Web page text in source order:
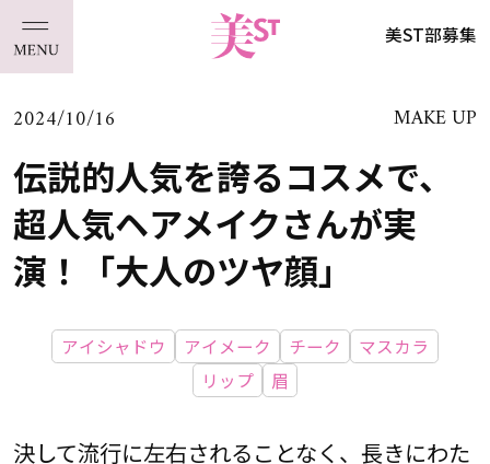
美ST部募集
2024/10/16 MAKE UP
伝説的人気を誇るコスメで、
超人気ヘアメイクさんが実
演！「大人のツヤ顔」
アイシャドウ アイメーク チーク
マスカラ
リップ
眉
決して流行に左右されることなく、長きにわた